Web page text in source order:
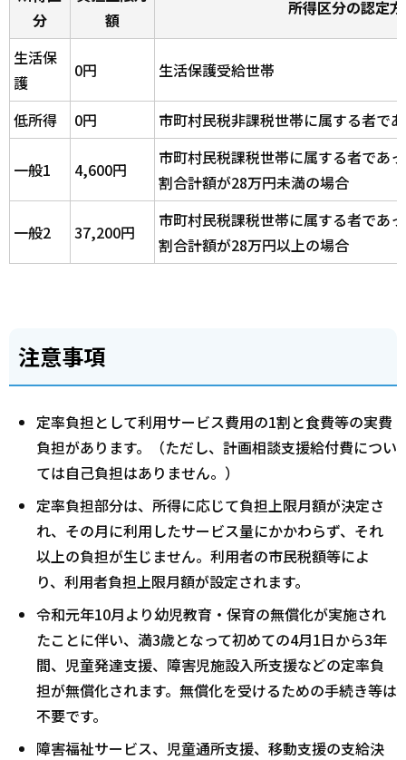
分
額
所得区分の認定
生活保
護
0円 生活保護受給世帯
低所得 0円 市町村民税非課税世帯に属する者で
一般1 4,600円
市町村民税課税世帯に属する者であ
割合計額が28万円未満の場合
一般2 37,200円
市町村民税課税世帯に属する者であ
割合計額が28万円以上の場合
注意事項
定率負担として利用サービス費用の1割と食費等の実費
負担があります。（ただし、計画相談支援給付費につい
ては自己負担はありません。）
定率負担部分は、所得に応じて負担上限月額が決定さ
れ、その月に利用したサービス量にかかわらず、それ
以上の負担が生じません。利用者の市民税額等によ
り、利用者負担上限月額が設定されます。
令和元年10月より幼児教育・保育の無償化が実施され
たことに伴い、満3歳となって初めての4月1日から3年
間、児童発達支援、障害児施設入所支援などの定率負
担が無償化されます。無償化を受けるための手続き等は
不要です。
障害福祉サービス、児童通所支援、移動支援の支給決